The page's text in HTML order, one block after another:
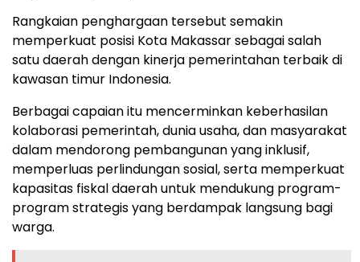
Rangkaian penghargaan tersebut semakin
memperkuat posisi Kota Makassar sebagai salah
satu daerah dengan kinerja pemerintahan terbaik di
kawasan timur Indonesia.
Berbagai capaian itu mencerminkan keberhasilan
kolaborasi pemerintah, dunia usaha, dan masyarakat
dalam mendorong pembangunan yang inklusif,
memperluas perlindungan sosial, serta memperkuat
kapasitas fiskal daerah untuk mendukung program-
program strategis yang berdampak langsung bagi
warga.